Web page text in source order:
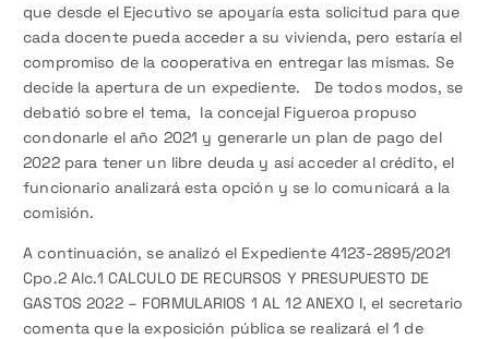
que desde el Ejecutivo se apoyaría esta solicitud para que
cada docente pueda acceder a su vivienda, pero estaría el
compromiso de la cooperativa en entregar las mismas. Se
decide la apertura de un expediente. De todos modos, se
debatió sobre el tema, la concejal Figueroa propuso
condonarle el año 2021 y generarle un plan de pago del
2022 para tener un libre deuda y así acceder al crédito, el
funcionario analizará esta opción y se lo comunicará a la
comisión.
A continuación, se analizó el Expediente 4123-2895/2021
Cpo.2 Alc.1 CALCULO DE RECURSOS Y PRESUPUESTO DE
GASTOS 2022 – FORMULARIOS 1 AL 12 ANEXO I, el secretario
comenta que la exposición pública se realizará el 1 de